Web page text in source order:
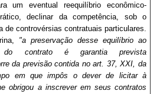
um eventual reequilíbrio econômico-
declinar da competência, sob o
de controvérsias contratuais particulares.
"a preservação desse equilíbrio ao
contrato é garantia prevista
da previsão contida no art. 37, XXI, da
em que impôs o dever de licitar à
obrigou a inscrever em seus contratos